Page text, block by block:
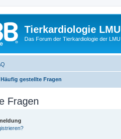
Tierkardiologie LMU
Das Forum der Tierkardiologie der LMU
Häufig gestellte Fragen
Fragen